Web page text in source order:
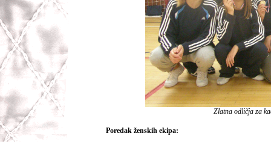
Zlatna odličja za
Poredak ženskih ekipa: